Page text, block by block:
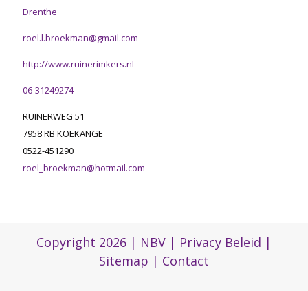
Drenthe
roel.l.broekman@gmail.com
http://www.ruinerimkers.nl
06-31249274
RUINERWEG 51
7958 RB KOEKANGE
0522-451290
roel_broekman@hotmail.com
Copyright 2026 | NBV | Privacy Beleid |
Sitemap | Contact